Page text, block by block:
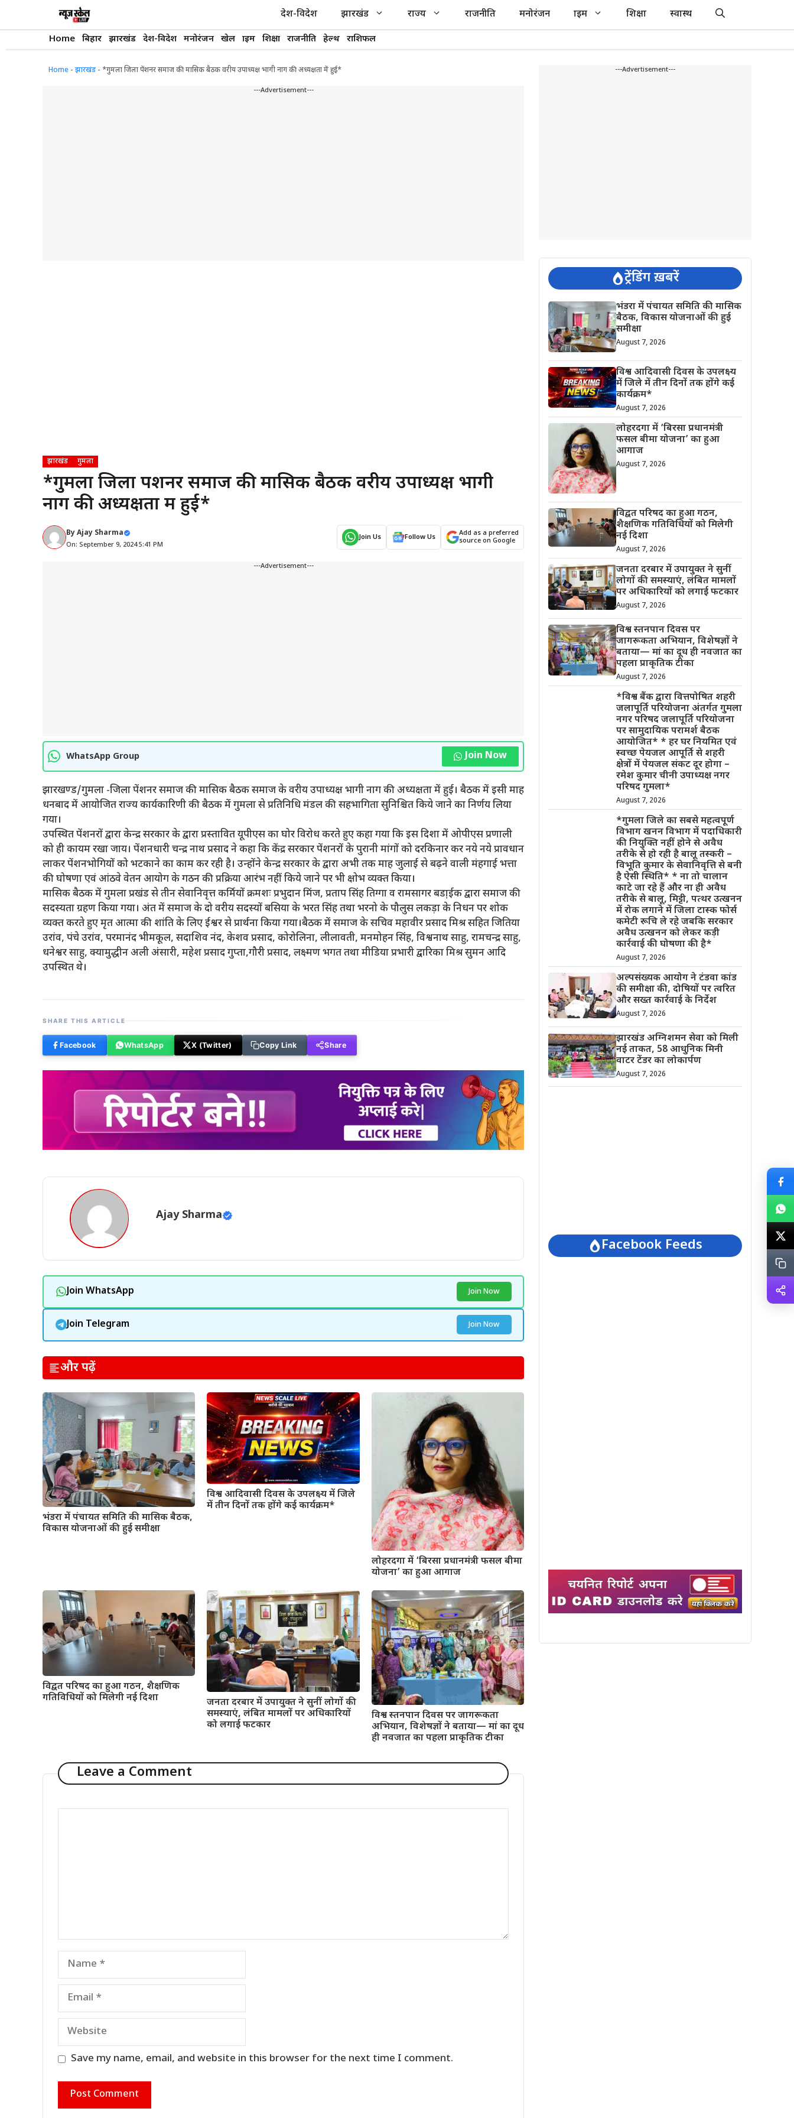
देश-विदेश झारखंड राज्य राजनीति मनोरंजन क्राइम शिक्षा स्वास्थ
Home बिहार झारखंड देश-विदेश मनोरंजन खेल क्राइम शिक्षा राजनीति हेल्थ राशिफल
Home - झारखंड - *गुमला जिला पेंशनर समाज की मासिक बैठक वरीय उपाध्यक्ष भागी नाग की अध्यक्षता में हुई*
---Advertisement---
झारखंड गुमला
*गुमला जिला पेंशनर समाज की मासिक बैठक वरीय उपाध्यक्ष भागी
नाग की अध्यक्षता में हुई*
ByAjay Sharma
On: September 9, 2024 5:41 PM
Join Us Follow Us
Add as a preferred
source on Google
---Advertisement---
WhatsApp Group Join Now
झारखण्ड/गुमला -जिला पेंशनर समाज की मासिक बैठक समाज के वरीय उपाध्यक्ष भागी नाग की अध्यक्षता में हुई। बैठक में इसी माह
धनबाद में आयोजित राज्य कार्यकारिणी की बैठक में गुमला से प्रतिनिधि मंडल की सहभागिता सुनिश्चित किये जाने का निर्णय लिया
गया।
उपस्थित पेंशनरों द्वारा केन्द्र सरकार के द्वारा प्रस्तावित यूपीएस का घोर विरोध करते हुए कहा गया कि इस दिशा में ओपीएस प्रणाली
को ही कायम रखा जाय। पेंशनधारी चन्द्र नाथ प्रसाद ने कहा कि केंद्र सरकार पेंशनरों के पुरानी मांगों को दरकिनार कर नये नये प्रावधान
लाकर पेंशनभोगियों को भटकाने का काम कर रही है। उन्होंने केन्द्र सरकार के‌ द्वारा अभी तक माह जुलाई से बढ़ने वाली मंहगाई भत्ता
की घोषणा एवं आंठवे वेतन आयोग के गठन की प्रक्रिया आरंभ नहीं किये जाने पर भी क्षोभ व्यक्त किया।
मासिक बैठक में गुमला प्रखंड से तीन सेवानिवृत्त कर्मियों क्रमशः प्रभुदान मिंज, प्रताप सिंह तिग्गा व रामसागर बडा़ईक द्वारा समाज की
सदस्यता ग्रहण किया गया। अंत में समाज के दो वरीय सदस्यों बसिया के भरत सिंह तथा भरनो के पौलुस लकड़ा के‌ निधन पर शोक
व्यक्त करते हुए मृत आत्मा की शांति के लिए ईश्वर से प्रार्थना किया गया।बैठक में समाज के सचिव महावीर प्रसाद मिश्र सहित जितिया
उरांव, पंचे उरांव, परमानंद भीमकूल, सदाशिव नंद, केशव प्रसाद, कोरोलिना, लीलावती, मनमोहन सिंह, विश्वनाथ साहु, रामचन्द्र साहु,
धनेश्वर साहु, क्यामुद्धीन अली अंसारी, महेश प्रसाद गुप्ता,गौरी प्रसाद, लक्ष्मण भगत तथा मीडिया प्रभारी द्वारिका मिश्र सुमन आदि
उपस्थित थे।
SHARE THIS ARTICLE
Facebook WhatsApp X (Twitter) Copy Link Share
Ajay Sharma
Join WhatsApp Join Now
Join Telegram Join Now
और पढ़ें
भंडरा में पंचायत समिति की मासिक बैठक,
विकास योजनाओं की हुई समीक्षा
विश्व आदिवासी दिवस के उपलक्ष्य में जिले
में तीन दिनों तक होंगे कई कार्यक्रम*
लोहरदगा में ‘बिरसा प्रधानमंत्री फसल बीमा
योजना’ का हुआ आगाज
विद्वत परिषद का हुआ गठन, शैक्षणिक
गतिविधियों को मिलेगी नई दिशा
जनता दरबार में उपायुक्त ने सुनीं लोगों की
समस्याएं, लंबित मामलों पर अधिकारियों
को लगाई फटकार
विश्व स्तनपान दिवस पर जागरूकता
अभियान, विशेषज्ञों ने बताया— मां का दूध
ही नवजात का पहला प्राकृतिक टीका
Leave a Comment
Name
Email
Website
Save my name, email, and website in this browser for the next time I comment.
---Advertisement---
ट्रेंडिंग ख़बरें
भंडरा में पंचायत समिति की मासिक
बैठक, विकास योजनाओं की हुई
समीक्षा
August 7, 2026
विश्व आदिवासी दिवस के उपलक्ष्य
में जिले में तीन दिनों तक होंगे कई
कार्यक्रम*
August 7, 2026
लोहरदगा में ‘बिरसा प्रधानमंत्री
फसल बीमा योजना’ का हुआ
आगाज
August 7, 2026
विद्वत परिषद का हुआ गठन,
शैक्षणिक गतिविधियों को मिलेगी
नई दिशा
August 7, 2026
जनता दरबार में उपायुक्त ने सुनीं
लोगों की समस्याएं, लंबित मामलों
पर अधिकारियों को लगाई फटकार
August 7, 2026
विश्व स्तनपान दिवस पर
जागरूकता अभियान, विशेषज्ञों ने
बताया— मां का दूध ही नवजात का
पहला प्राकृतिक टीका
August 7, 2026
*विश्व बैंक द्वारा वित्तपोषित शहरी
जलापूर्ति परियोजना अंतर्गत गुमला
नगर परिषद जलापूर्ति परियोजना
पर सामुदायिक परामर्श बैठक
आयोजित* * हर घर नियमित एवं
स्वच्छ पेयजल आपूर्ति से शहरी
क्षेत्रों में पेयजल संकट दूर होगा –
रमेश कुमार चीनी उपाध्यक्ष नगर
परिषद गुमला*
August 7, 2026
*गुमला जिले का सबसे महत्वपूर्ण
विभाग खनन विभाग में पदाधिकारी
की नियुक्ति नहीं होने से अवैध
तरीके से हो रही है बालू तस्करी –
विभूति कुमार के सेवानिवृत्ति से बनी
है ऐसी स्थिति* * ना तो चालान
काटे जा रहे हैं और ना ही अवैध
तरीके से बालू, मिट्टी, पत्थर उत्खनन
में रोक लगाने में जिला टास्क फोर्स
कमेटी रूचि ले रहे जबकि सरकार
अवैध उत्खनन को लेकर कड़ी
कार्रवाई की घोषणा की है*
August 7, 2026
अल्पसंख्यक आयोग ने टंडवा कांड
की समीक्षा की, दोषियों पर त्वरित
और सख्त कार्रवाई के निर्देश
August 7, 2026
झारखंड अग्निशमन सेवा को मिली
नई ताकत, 58 आधुनिक मिनी
वाटर टेंडर का लोकार्पण
August 7, 2026
Facebook Feeds